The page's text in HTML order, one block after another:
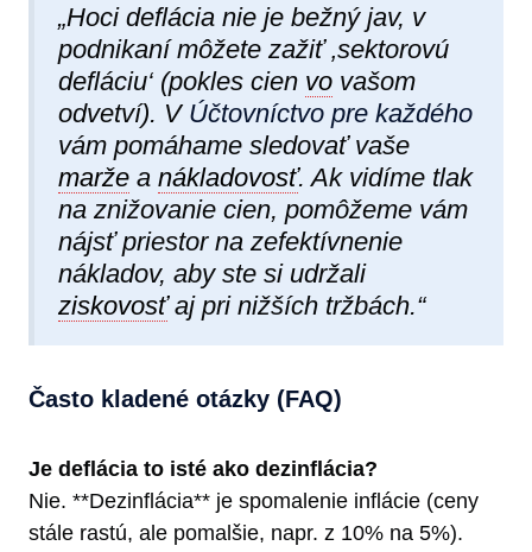
„Hoci deflácia nie je bežný jav, v
podnikaní môžete zažiť ‚sektorovú
defláciu‘ (pokles cien vo vašom
odvetví). V Účtovníctvo pre každého
vám pomáhame sledovať vaše
marže a nákladovosť. Ak vidíme tlak
na znižovanie cien, pomôžeme vám
nájsť priestor na zefektívnenie
nákladov, aby ste si udržali
ziskovosťaj pri nižších tržbách.“
Často kladené otázky (FAQ)
Je deflácia to isté ako dezinflácia?
Nie. **Dezinflácia** je spomalenie inflácie (ceny
stále rastú, ale pomalšie, napr. z 10% na 5%).